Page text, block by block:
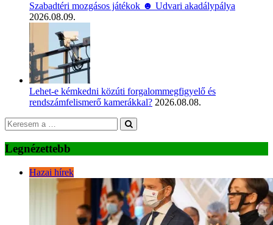
Szabadtéri mozgásos játékok ☻ Udvari akadálypálya
2026.08.09.
Lehet-e kémkedni közúti forgalommegfigyelő és
rendszámfelismerő kamerákkal? 2026.08.08.
Legnézettebb
Hazai hírek